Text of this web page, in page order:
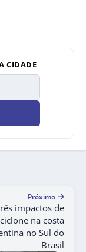
CIDADE
Próximo
impactos de
ciclone na costa
no Sul do
Brasil